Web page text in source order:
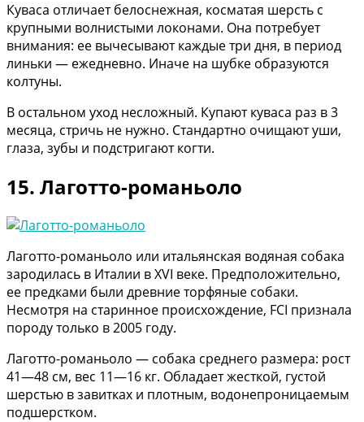
Куваса отличает белоснежная, косматая шерсть с
крупными волнистыми локонами. Она потребует
внимания: ее вычесывают каждые три дня, в период
линьки — ежедневно. Иначе на шубке образуются
колтуны.
В остальном уход несложный. Купают куваса раз в 3
месяца, стричь не нужно. Стандартно очищают уши,
глаза, зубы и подстригают когти.
15. Лаготто-романьоло
Лаготто-романьоло или итальянская водяная собака
зародилась в Италии в XVI веке. Предположительно,
ее предками были древние торфяные собаки.
Несмотря на старинное происхождение, FCI признала
породу только в 2005 году.
Лаготто-романьоло — собака среднего размера: рост
41—48 см, вес 11—16 кг. Обладает жесткой, густой
шерстью в завитках и плотным, водонепроницаемым
подшерстком.